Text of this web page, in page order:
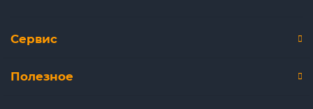
Сервис
Полезное